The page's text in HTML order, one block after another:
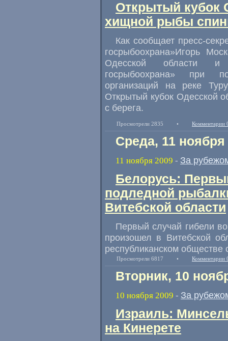
Открытый кубок
хищной рыбы
Как сообщает пресс-
госрыбоохрана»Игорь
Одесской области и
госрыбоохрана» при
организаций на реке
Открытый кубок Одесской
с берега.
Просмотрели 2835 • Комментарии
Среда, 11 ноября
11 ноября 2009 - За
Белорусь:
подледной
Витебской области
Первый случай гибели
произошел в Витебской
республиканском
Просмотрели 6817 • Комментарии
Вторник, 10
10 ноября 2009 - За
Израиль:
на Кинерете